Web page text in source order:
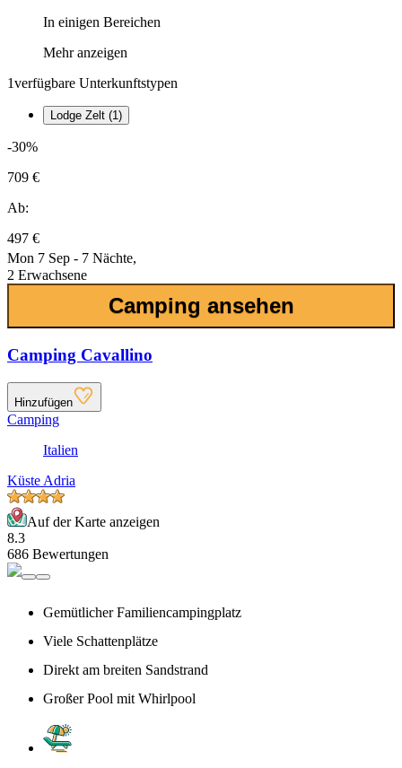
In einigen Bereichen
Mehr anzeigen
1verfügbare Unterkunftstypen
Lodge Zelt (1)
-30%
709 €
Ab:
497 €
Mon 7 Sep - 7 Nächte,
2 Erwachsene
Camping ansehen
Camping Cavallino
Hinzufügen
Camping
Italien
Küste Adria
Auf der Karte anzeigen
8.3
686 Bewertungen
Gemütlicher Familiencampingplatz
Viele Schattenplätze
Direkt am breiten Sandstrand
Großer Pool mit Whirlpool